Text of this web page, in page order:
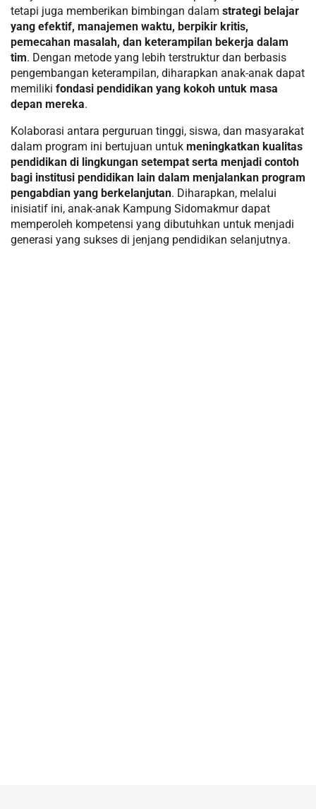
tetapi juga memberikan bimbingan dalam strategi belajar
yang efektif, manajemen waktu, berpikir kritis,
pemecahan masalah, dan keterampilan bekerja dalam
tim. Dengan metode yang lebih terstruktur dan berbasis
pengembangan keterampilan, diharapkan anak-anak dapat
memiliki fondasi pendidikan yang kokoh untuk masa
depan mereka.
Kolaborasi antara perguruan tinggi, siswa, dan masyarakat
dalam program ini bertujuan untuk meningkatkan kualitas
pendidikan di lingkungan setempat serta menjadi contoh
bagi institusi pendidikan lain dalam menjalankan program
pengabdian yang berkelanjutan. Diharapkan, melalui
inisiatif ini, anak-anak Kampung Sidomakmur dapat
memperoleh kompetensi yang dibutuhkan untuk menjadi
generasi yang sukses di jenjang pendidikan selanjutnya.